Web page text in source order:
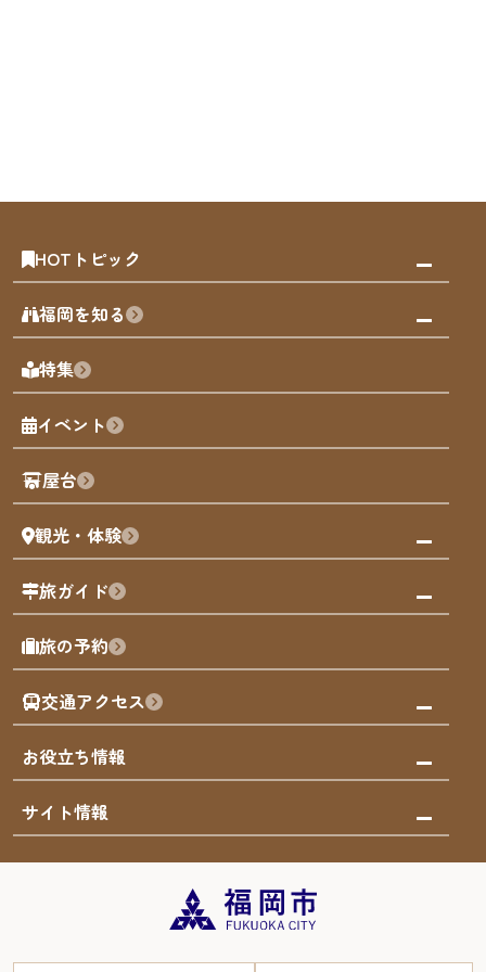
HOTトピック
みんなの旅行記
天神エリア
博多旧市街
福岡城
歴史・文化
福岡を知る
福岡の見どころ
福岡の魅力
観光カレンダー
観光PR動画
まち歩き
福岡グルメ
福岡を楽しむ
福岡のアート
福岡のナイトタイム
福岡の歴史・文化
サステナブルツーリズム
福岡検定
よかなび音声ガイド
特集
イベント
屋台
観光・体験
観る・遊ぶ
屋台
買う
体験
泊まる
旅ガイド
モデルコース
AIおまかせコース
オリジナルプラン
みんなの旅行記
旅の予約
交通アクセス
市内交通ガイド
お得なチケット
お役立ち情報
お知らせ
災害情報
サイト情報
まち歩き・体験プログラム掲載申込